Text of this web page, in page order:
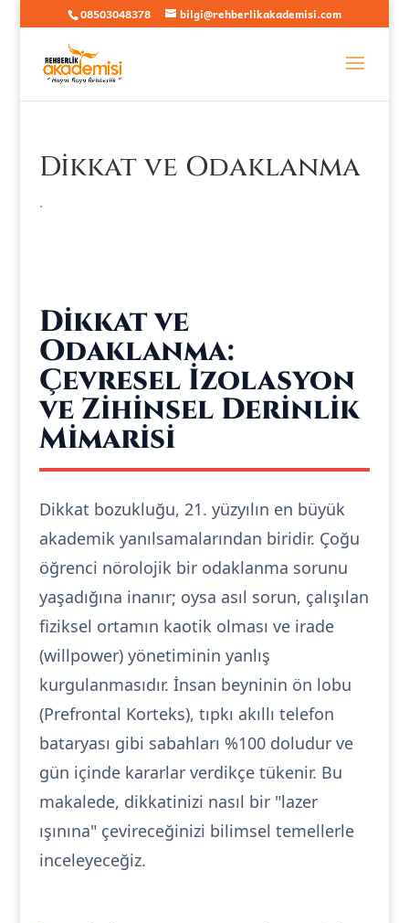
08503048378 bilgi@rehberlikakademisi.com
Dikkat ve Odaklanma
.
Dikkat ve
Odaklanma:
Çevresel İzolasyon
ve Zihinsel Derinlik
Mimarisi
Dikkat bozukluğu, 21. yüzyılın en büyük
akademik yanılsamalarından biridir. Çoğu
öğrenci nörolojik bir odaklanma sorunu
yaşadığına inanır; oysa asıl sorun, çalışılan
fiziksel ortamın kaotik olması ve irade
(willpower) yönetiminin yanlış
kurgulanmasıdır. İnsan beyninin ön lobu
(Prefrontal Korteks), tıpkı akıllı telefon
bataryası gibi sabahları %100 doludur ve
gün içinde kararlar verdikçe tükenir. Bu
makalede, dikkatinizi nasıl bir "lazer
ışınına" çevireceğinizi bilimsel temellerle
inceleyeceğiz.